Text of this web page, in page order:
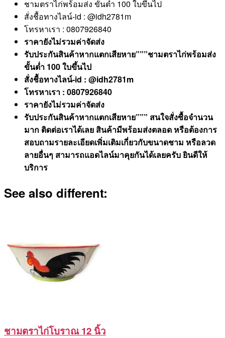
ชามตราไก่พร้อมส่ง ขั้นต่ำ 100 ใบขึ้นไป
สั่งชื้อทางไลน์-id : @idh2781m
โทรหาเรา : 0807926840
ราคายังไม่รวมค่าจัดส่ง
รับประกันสินค้าหากแตกเสียหาย”””ชามตราไก่พร้อมส่ง
ขั้นต่ำ 100 ใบขึ้นไป
สั่งชื้อทางไลน์-id : @idh2781m
โทรหาเรา : 0807926840
ราคายังไม่รวมค่าจัดส่ง
รับประกันสินค้าหากแตกเสียหาย””” สนใจสั่งซื้อจำนวน
มาก ติดต่อเราได้เลย สินค้ามีพร้อมส่งตลอด หรือต้องการ
สอบถามรายละเอียดเพิ่มเติมเกี่ยวกับขนาดชาม หรือลวด
ลายอื่นๆ สามารถแอดไลน์มาคุยกันได้เลยครับ ยินดีให้
บริการ
See also different:
ชามตราไก่โบราณ 12 นิ้ว